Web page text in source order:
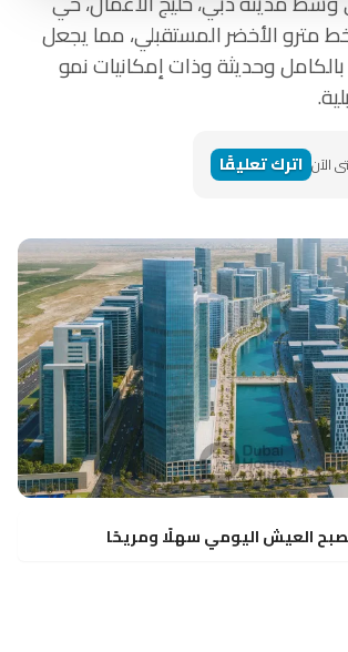
مترو الأخضر المستقبلي، مما يجعل
وحديثة وذات إمكانيات نمو
الآن اترك تعليقًا
العيش اليومي سهلًا ومريحًا